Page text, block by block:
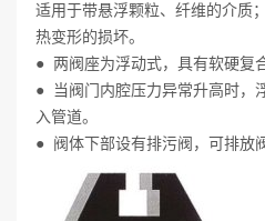
适用于带悬浮颗粒、纤维的介质
热变形的损坏。
● 两阀座为浮动式，具有软硬复
● 当阀门内腔压力异常升高时，
入管道。
● 阀体下部设有排污阀，可排放